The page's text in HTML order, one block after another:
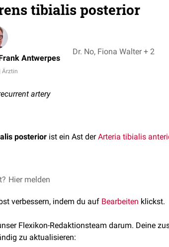
tibialis posterior
Antwerpes
Ärztin
Dr. No, Fiona Walter + 2
artery
posterior ist ein Ast derArteria tibialis
posterior ist ein inkonstanter Ast, der aus
Muskel. Ihre Endästeanastomosieren
Hier melden
verbessern, indem du auf Bearbeiten klickst.
Flexikon-Redaktionsteam darum. Deine
zu aktualisieren: